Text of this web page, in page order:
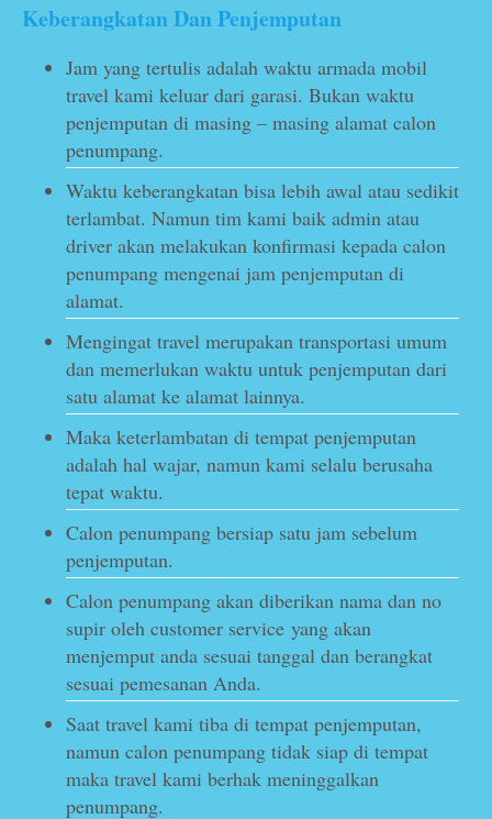
Keberangkatan Dan Penjemputan
Jam yang tertulis adalah waktu armada mobil
travel kami keluar dari garasi. Bukan waktu
penjemputan di masing – masing alamat calon
penumpang.
Waktu keberangkatan bisa lebih awal atau sedikit
terlambat. Namun tim kami baik admin atau
driver akan melakukan konfirmasi kepada calon
penumpang mengenai jam penjemputan di
alamat.
Mengingat travel merupakan transportasi umum
dan memerlukan waktu untuk penjemputan dari
satu alamat ke alamat lainnya.
Maka keterlambatan di tempat penjemputan
adalah hal wajar, namun kami selalu berusaha
tepat waktu.
Calon penumpang bersiap satu jam sebelum
penjemputan.
Calon penumpang akan diberikan nama dan no
supir oleh customer service yang akan
menjemput anda sesuai tanggal dan berangkat
sesuai pemesanan Anda.
Saat travel kami tiba di tempat penjemputan,
namun calon penumpang tidak siap di tempat
maka travel kami berhak meninggalkan
penumpang.